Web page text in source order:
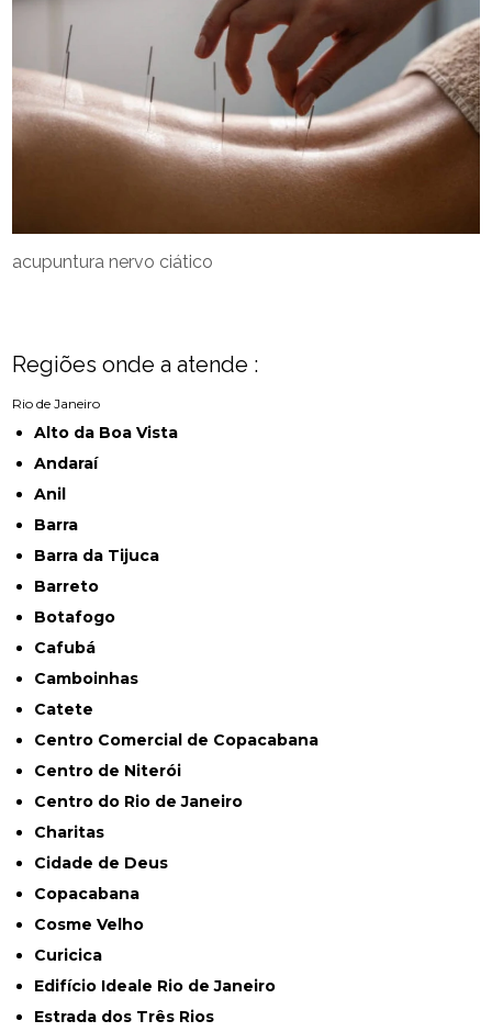
acupuntura nervo ciático
Regiões onde a atende :
Rio de Janeiro
Alto da Boa Vista
Andaraí
Anil
Barra
Barra da Tijuca
Barreto
Botafogo
Cafubá
Camboinhas
Catete
Centro Comercial de Copacabana
Centro de Niterói
Centro do Rio de Janeiro
Charitas
Cidade de Deus
Copacabana
Cosme Velho
Curicica
Edifício Ideale Rio de Janeiro
Estrada dos Três Rios